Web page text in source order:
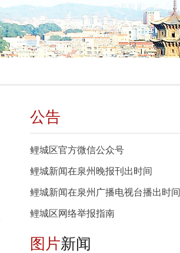
公告
鲤城区官方微信公众号
鲤城新闻在泉州晚报刊出时间
鲤城新闻在泉州广播电视台播出时间
鲤城区网络举报指南
图片新闻